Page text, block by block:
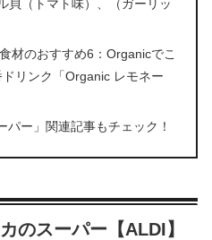
貝（トマト味）、（ガーリッ
材のおすすめ6：Organicでこ
リンク「Organic レモネー
パー」関連記事もチェック！
のスーパー【ALDI】